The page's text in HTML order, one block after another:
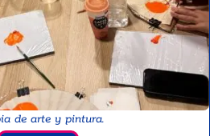
de arte y pintura.